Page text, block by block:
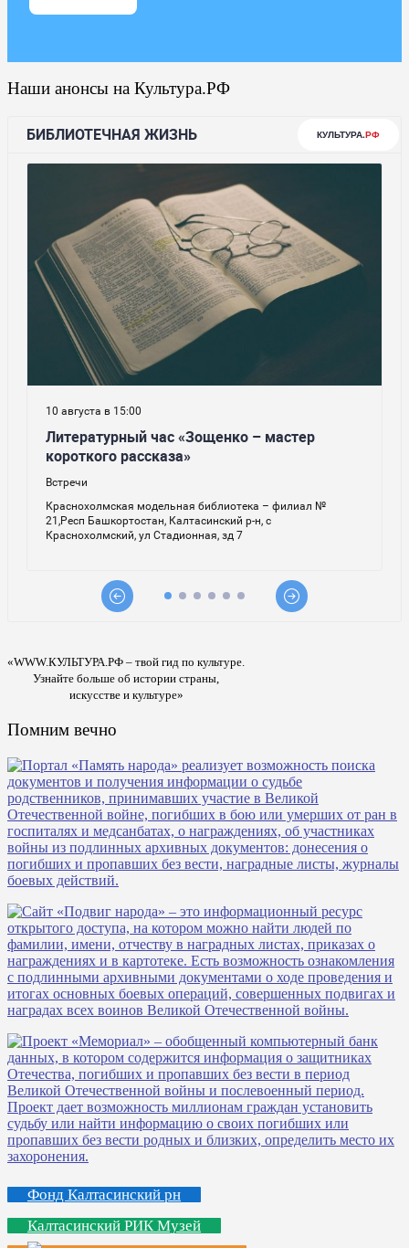
Наши анонсы на Культура.РФ
«WWW.КУЛЬТУРА.РФ – твой гид по культуре.
Узнайте больше об истории страны,
искусстве и культуре»
Помним вечно
Фонд Калтасинский рн
Калтасинский РИК Музей